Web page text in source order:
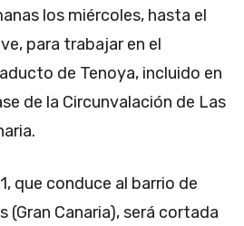
los miércoles, hasta el
para trabajar en el
de Tenoya, incluido en
de la Circunvalación de Las
que conduce al barrio de
(Gran Canaria), será cortada